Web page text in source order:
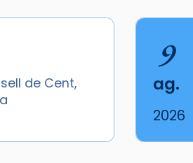
de Cent,
9
ag.
2026